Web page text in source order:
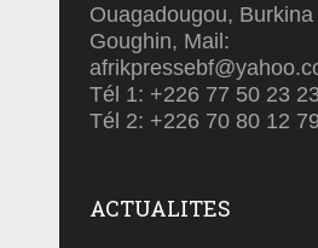
Ouagadougou,
Goughin, Mail:
Tél 1: +226 77 50 23 23
Tél 2: +226 70 80 12 79
ACTUALITES